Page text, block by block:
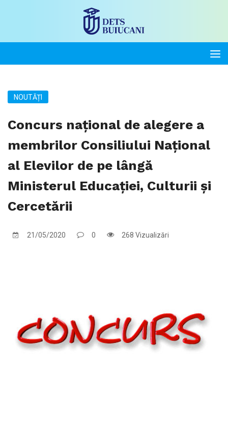
NOUTĂȚI
Concurs național de alegere a
membrilor Consiliului Naţional
al Elevilor de pe lângă
Ministerul Educației, Culturii și
Cercetării
21/05/2020 0 268 Vizualizări